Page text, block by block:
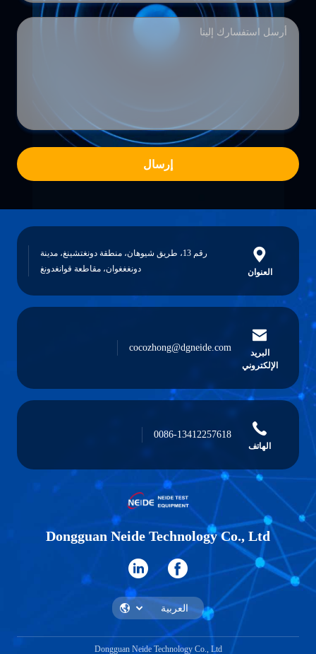
إرسال
العنوان
رقم 13، طريق شيوهان، منطقة دونغتشينغ، مدينة
دونغغغوان، مقاطعة قوانغدونغ
البريد
الإلكتروني
cocozhong@dgneide.com
الهاتف
0086-13412257618
Dongguan Neide Technology Co., Ltd
Dongguan Neide Technology Co., Ltd